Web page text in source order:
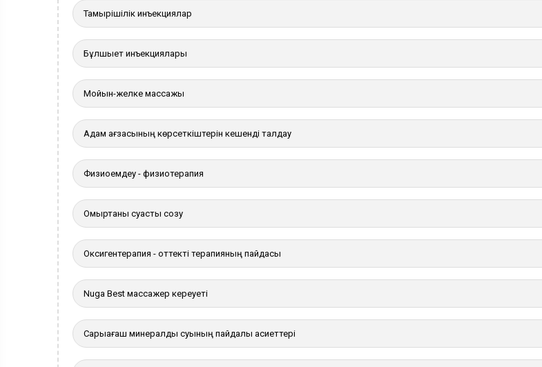
Тамырішілік инъекциялар
Бұлшықет инъекциялары
Мойын-желке массажы
Адам ағзасының көрсеткіштерін кешенді талдау
Физиоемдеу - физиотерапия
Омыртқаны суасты созу
Оксигентерапия - оттекті терапияның пайдасы
Nuga Best массажер кереуеті
Сарыағаш минералды суының пайдалы қасиеттері